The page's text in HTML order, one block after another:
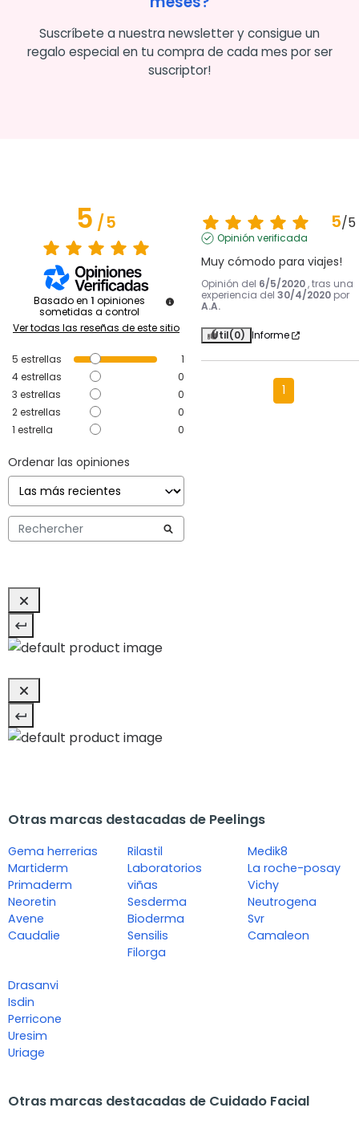
Suscríbete a nuestra newsletter y consigue un
regalo especial en tu compra de cada mes por ser
suscriptor!
5/5
Basado en 1 opiniones
sometidas a control
Ver todas las reseñas de este sitio
5 estrellas
1
4estrellas
0
3 estrellas
0
2estrellas
0
1 estrella 0
Ordenar las opiniones
5/5
Opinión verificada
Muy cómodo para viajes!
Opinión del 6/5/2020 , tras una
experiencia del 30/4/2020 por
A.A.
Útil(0) Informe
1
Otras marcas destacadas de Peelings
Gema herrerias
Martiderm
Primaderm
Neoretin
Avene
Caudalie
Rilastil
Laboratorios
viñas
Sesderma
Bioderma
Sensilis
Filorga
Medik8
La roche-posay
Vichy
Neutrogena
Svr
Camaleon
Drasanvi
Isdin
Perricone
Uresim
Uriage
Otras marcas destacadas de Cuidado Facial